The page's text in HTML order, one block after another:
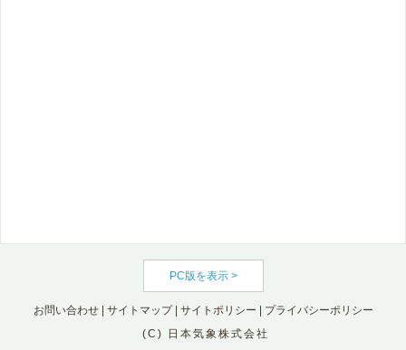
PC版を表示 >
お問い合わせ| サイトマップ| サイトポリシー
プライバシーポリシー
(C) 日本気象株式会社